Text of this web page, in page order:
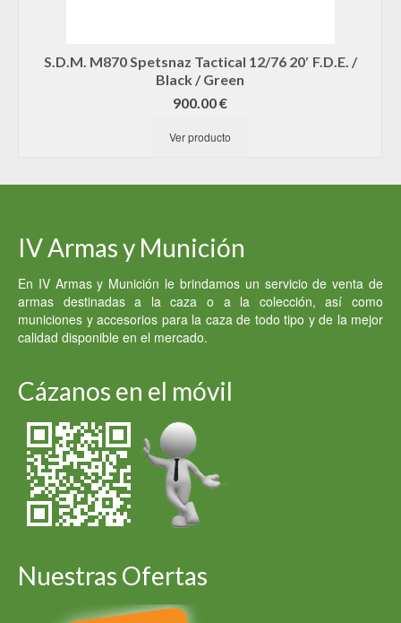
S.D.M. M870 Spetsnaz Tactical 12/76 20′ F.D.E. /
Black / Green
900.00€
Ver producto
IV Armas y Munición
En IV Armas y Munición le brindamos un servicio de venta de
armas destinadas a la caza o a la colección, así como
municiones y accesorios para la caza de todo tipo y de la mejor
calidad disponible en el mercado.
Cázanos en el móvil
Nuestras Ofertas